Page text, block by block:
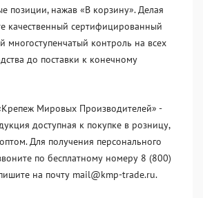
позиции, нажав «В корзину». Делая
качественный сертифицированный
многоступенчатый контроль на всех
до поставки к конечному
Мировых Производителей» -
доступная к покупке в розницу,
Для получения персонального
по бесплатному номеру 8 (800)
на почту mail@kmp-trade.ru.